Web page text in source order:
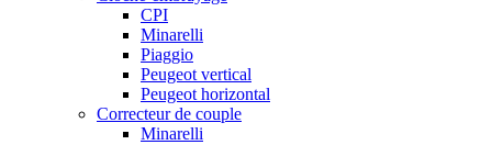
CPI
Minarelli
Piaggio
Peugeot vertical
Peugeot horizontal
Correcteur de couple
Minarelli